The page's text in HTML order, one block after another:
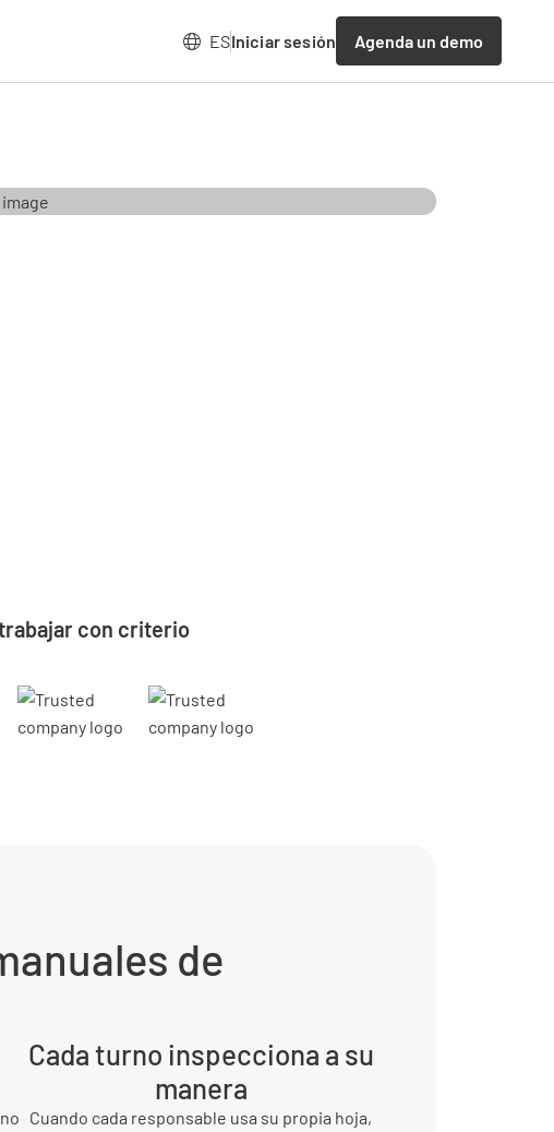
ESIniciar sesión Agenda un demo
con criterio
de
Cada turno inspecciona a su
manera
Cuando cada responsable usa su propia hoja,